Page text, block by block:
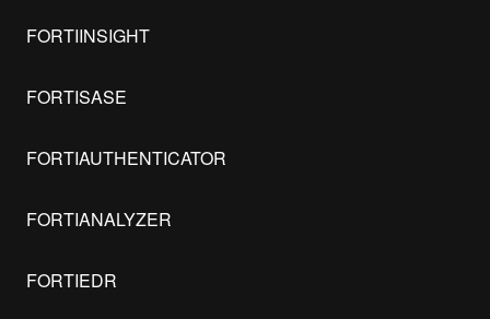
FORTIINSIGHT
FORTISASE
FORTIAUTHENTICATOR
FORTIANALYZER
FORTIEDR